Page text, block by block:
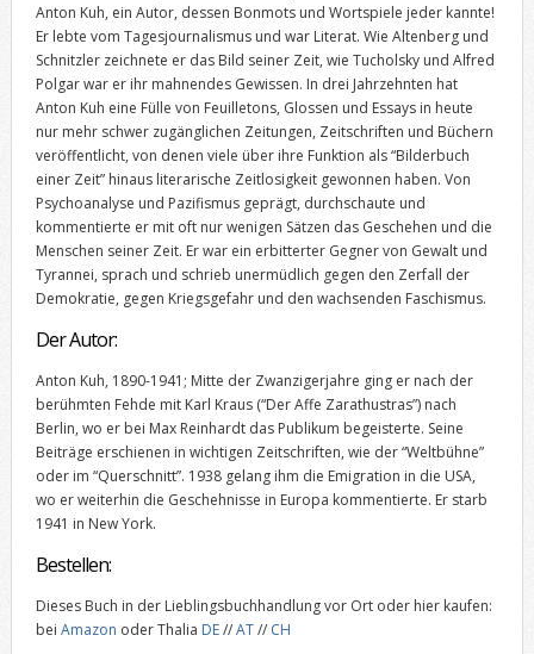
Anton Kuh, ein Autor, dessen Bonmots und Wortspiele jeder kannte!
Er lebte vom Tagesjournalismus und war Literat. Wie Altenberg und
Schnitzler zeichnete er das Bild seiner Zeit, wie Tucholsky und Alfred
Polgar war er ihr mahnendes Gewissen. In drei Jahrzehnten hat
Anton Kuh eine Fülle von Feuilletons, Glossen und Essays in heute
nur mehr schwer zugänglichen Zeitungen, Zeitschriften und Büchern
veröffentlicht, von denen viele über ihre Funktion als “Bilderbuch
einer Zeit” hinaus literarische Zeitlosigkeit gewonnen haben. Von
Psychoanalyse und Pazifismus geprägt, durchschaute und
kommentierte er mit oft nur wenigen Sätzen das Geschehen und die
Menschen seiner Zeit. Er war ein erbitterter Gegner von Gewalt und
Tyrannei, sprach und schrieb unermüdlich gegen den Zerfall der
Demokratie, gegen Kriegsgefahr und den wachsenden Faschismus.
Der Autor:
Anton Kuh, 1890-1941; Mitte der Zwanzigerjahre ging er nach der
berühmten Fehde mit Karl Kraus (“Der Affe Zarathustras”) nach
Berlin, wo er bei Max Reinhardt das Publikum begeisterte. Seine
Beiträge erschienen in wichtigen Zeitschriften, wie der “Weltbühne”
oder im “Querschnitt”. 1938 gelang ihm die Emigration in die USA,
wo er weiterhin die Geschehnisse in Europa kommentierte. Er starb
1941 in New York.
Bestellen:
Dieses Buch in der Lieblingsbuchhandlung vor Ort oder hier kaufen:
bei Amazon oder Thalia DE//AT// CH